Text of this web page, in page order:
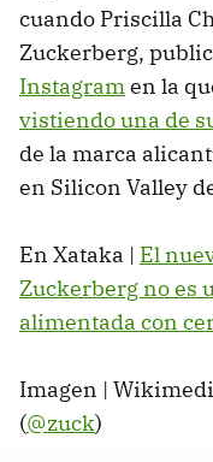
cuando Priscilla
Zuckerberg,
Instagramen la
vistiendo una de
de la marca
en Silicon Valley
En Xataka | El
Zuckerberg no es
alimentada con
Imagen |
(@zuck)